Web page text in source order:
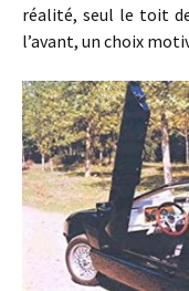
réalité, seul le toit
l’avant, un choix